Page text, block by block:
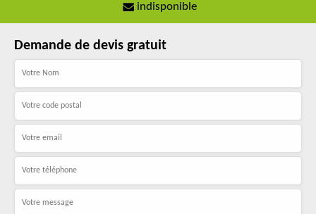
indisponible
Demande de devis gratuit